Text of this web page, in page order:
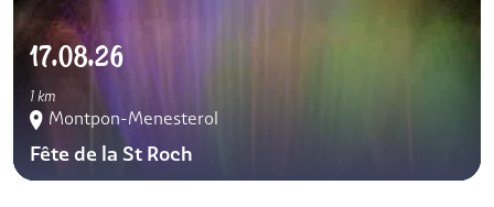
17.08.26
1 km
Montpon-Menesterol
Fête de la St Roch